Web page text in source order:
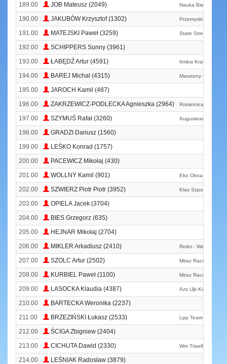
189.00 JOB Mateusz (2049) Nauka Biega
190.00 JAKUBÓW Krzysztof (1302) Przemyski Klub
191.00 MATEJSKI Paweł (3259) State Street
192.00
SCHIPPERS Sunny (3961)
193.00
ŁABĘDŹ Artur (4591) Itmbw Kraków
194.00 BAREJ Michał (4315) Maratony Kresowe
195.00
JAROCH Kamil (487)
196.00
ZAKRZEWICZ-PODLECKA Agnieszka (2964) Rokietnica Biega
197.00 SZYMUŚ Rafał (3260) Augusteam
198.00
GRADZI Dariusz (1560)
199.00
LEŚKO Konrad (1757)
200.00
PACEWICZ Mikołaj (430)
201.00
WOLLNY Kamil (901) Eko Okna Runners
202.00 SZWIERZ Piotr Piotr (3952) Klas Szpot
203.00
OPIELA Jacek (3704)
204.00
BIES Grzegorz (635)
205.00
HEJNAR Mikołaj (2704)
206.00
MIKLER Arkadiusz (2410) Relim - Weeride -
207.00 SZOLC Artur (2502) Miraz Race Team
208.00 KURBIEL Paweł (1100) Miraz Race Team
209.00 LASOCKA Klaudia (4387) Azs Ujk Kielce
210.00
BARTECKA Weronika (2237)
211.00
BRZEZIŃSKI Łukasz (2533) Lpp Team
212.00
ŚCIGA Zbigniew (2404)
213.00
CICHUTA Dawid (2330) Wm Triself
214.00
LEŚNIAK Radosław (3879)